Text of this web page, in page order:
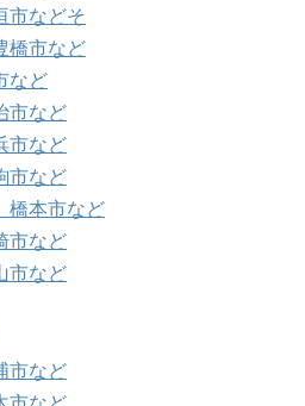
などそ
市など
など
市など
市など
市など
本市など
市など
市など
市など